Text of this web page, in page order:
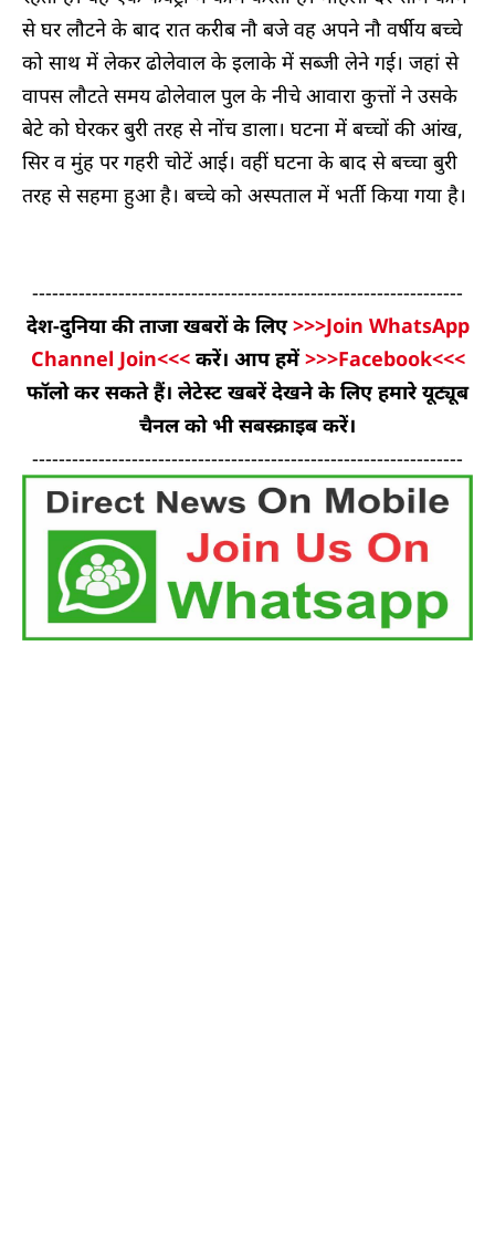
से घर लौटने के बाद रात करीब नौ बजे वह अपने नौ वर्षीय बच्चे
को साथ में लेकर ढोलेवाल के इलाके में सब्जी लेने गई। जहां से
वापस लौटते समय ढोलेवाल पुल के नीचे आवारा कुत्तों ने उसके
बेटे को घेरकर बुरी तरह से नोंच डाला। घटना में बच्चों की आंख,
सिर व मुंह पर गहरी चोटें आई। वहीं घटना के बाद से बच्चा बुरी
तरह से सहमा हुआ है। बच्चे को अस्पताल में भर्ती किया गया है।
-----------------------------------------------------------------
देश-दुनिया की ताजा खबरों के लिए>>>Join WhatsApp
Channel Join<<< करें। आप हमें>>>Facebook<<<
फॉलो कर सकते हैं। लेटेस्ट खबरें देखने के लिए हमारे यूट्यूब
चैनल को भी सबस्क्राइब करें।
-----------------------------------------------------------------